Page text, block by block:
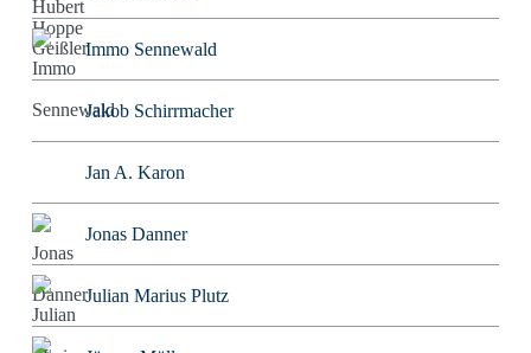
Immo Sennewald
Jakob Schirrmacher
Jan A. Karon
Jonas Danner
Julian Marius Plutz